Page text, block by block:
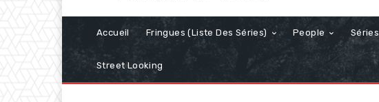
Accueil Fringues (Liste Des Séries) People Séries
Street Looking